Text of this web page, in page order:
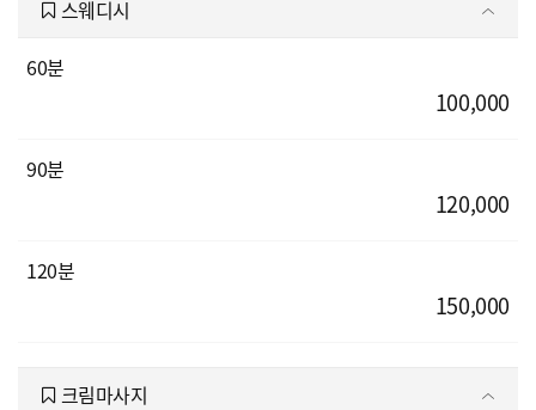
스웨디시
60분
100,000
90분
120,000
120분
150,000
크림마사지